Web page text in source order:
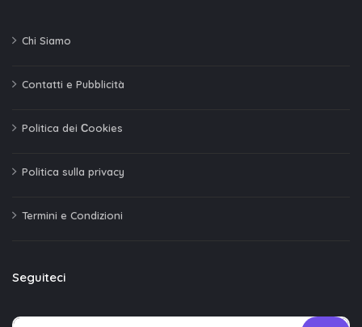
Chi Siamo
Contatti e Pubblicità
Politica dei Сookies
Politica sulla privacy
Termini e Condizioni
Seguiteci